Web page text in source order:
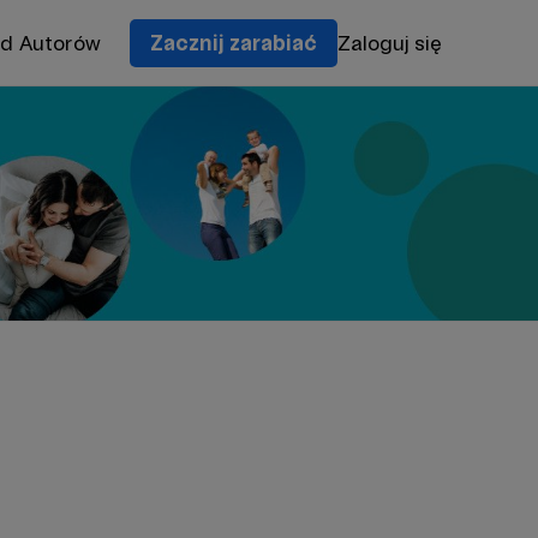
Autorów Zacznij zarabiać Zaloguj się